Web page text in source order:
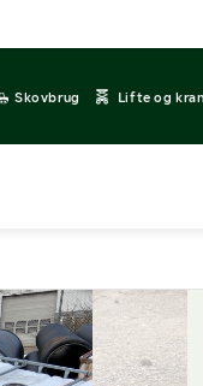
Skovbrug Lifte og